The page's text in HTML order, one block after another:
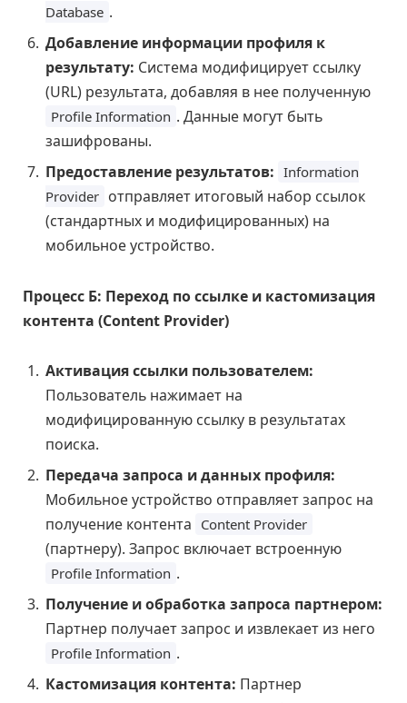
Database .
Добавление информации профиля к
результату: Система модифицирует ссылку
(URL) результата, добавляя в нее полученную
Profile Information . Данные могут быть
зашифрованы.
Предоставление результатов: Information
Provider отправляет итоговый набор ссылок
(стандартных и модифицированных) на
мобильное устройство.
Процесс Б: Переход по ссылке и кастомизация
контента (Content Provider)
Активация ссылки пользователем:
Пользователь нажимает на
модифицированную ссылку в результатах
поиска.
Передача запроса и данных профиля:
Мобильное устройство отправляет запрос на
получение контента Content Provider
(партнеру). Запрос включает встроенную
Profile Information .
Получение и обработка запроса партнером:
Партнер получает запрос и извлекает из него
Profile Information .
Кастомизация контента: Партнер